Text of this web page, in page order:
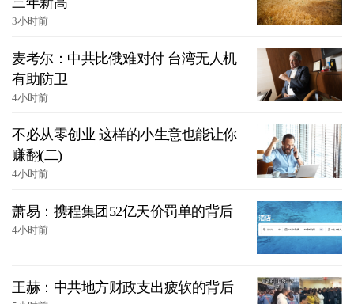
3小时前
麦考尔：中共比俄难对付 台湾无人机
有助防卫
4小时前
不必从零创业 这样的小生意也能让你
赚翻(二)
4小时前
萧易：携程集团52亿天价罚单的背后
4小时前
王赫：中共地方财政支出疲软的背后